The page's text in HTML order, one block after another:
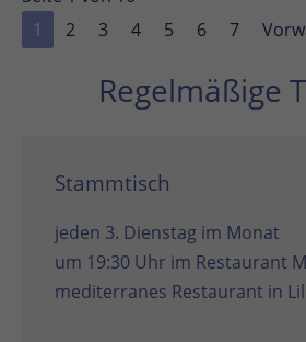
1
2 3 4 5 6 7
Regelmäßige
Stammtisch
jeden 3. Dienstag im Monat
um 19:30 Uhr im Restaurant
mediterranes Restaurant in